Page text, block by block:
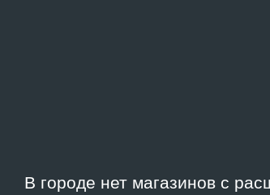
В городе нет магазинов с